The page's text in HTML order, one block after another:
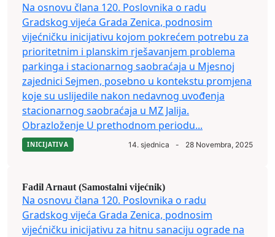
Na osnovu člana 120. Poslovnika o radu
Gradskog vijeća Grada Zenica, podnosim
vijećničku inicijativu kojom pokrećem potrebu za
prioritetnim i planskim rješavanjem problema
parkinga i stacionarnog saobraćaja u Mjesnoj
zajednici Sejmen, posebno u kontekstu promjena
koje su uslijedile nakon nedavnog uvođenja
stacionarnog saobraćaja u MZ Jalija.
Obrazloženje U prethodnom periodu...
INICIJATIVA 14. sjednica - 28 Novembra, 2025
Fadil Arnaut (Samostalni vijećnik)
Na osnovu člana 120. Poslovnika o radu
Gradskog vijeća Grada Zenica, podnosim
vijećničku inicijativu za hitnu sanaciju ograde na